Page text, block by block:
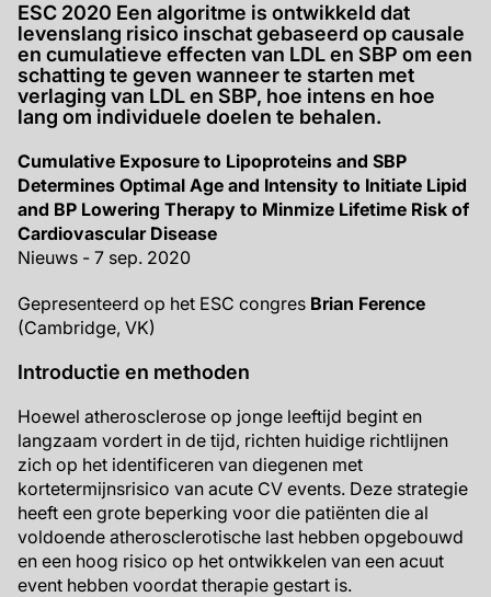
ESC 2020 Een algoritme is ontwikkeld dat
levenslang risico inschat gebaseerd op causale
en cumulatieve effecten van LDL en SBP om een
schatting te geven wanneer te starten met
verlaging van LDL en SBP, hoe intens en hoe
lang om individuele doelen te behalen.
Cumulative Exposure to Lipoproteins and SBP
Determines Optimal Age and Intensity to Initiate Lipid
and BP Lowering Therapy to Minmize Lifetime Risk of
Cardiovascular Disease
Nieuws - 7 sep. 2020
Gepresenteerd op het ESC congres Brian Ference
(Cambridge, VK)
Introductie en methoden
Hoewel atherosclerose op jonge leeftijd begint en
langzaam vordert in de tijd, richten huidige richtlijnen
zich op het identificeren van diegenen met
kortetermijnsrisico van acute CV events. Deze strategie
heeft een grote beperking voor die patiënten die al
voldoende atherosclerotische last hebben opgebouwd
en een hoog risico op het ontwikkelen van een acuut
event hebben voordat therapie gestart is.